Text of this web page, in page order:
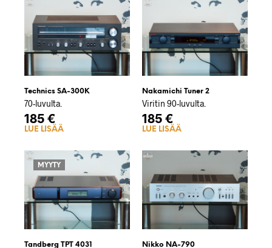
Technics SA-300K
70-luvulta.
185 €
LUE LISÄÄ
Nakamichi Tuner 2
Viritin 90-luvulta.
185 €
LUE LISÄÄ
MYYTY
Tandberg TPT 4031 Nikko NA-790